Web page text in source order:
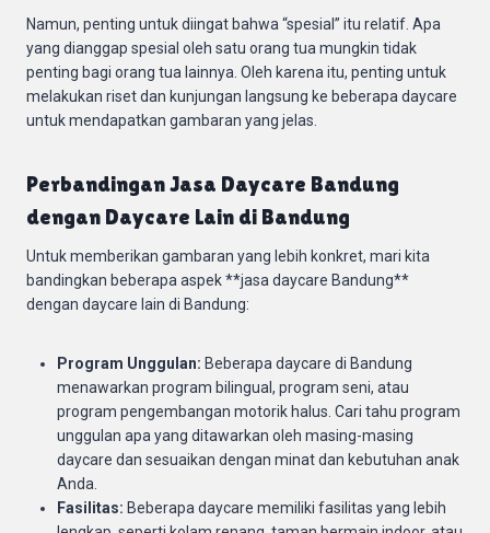
Namun, penting untuk diingat bahwa “spesial” itu relatif. Apa
yang dianggap spesial oleh satu orang tua mungkin tidak
penting bagi orang tua lainnya. Oleh karena itu, penting untuk
melakukan riset dan kunjungan langsung ke beberapa daycare
untuk mendapatkan gambaran yang jelas.
Perbandingan Jasa Daycare Bandung
dengan Daycare Lain di Bandung
Untuk memberikan gambaran yang lebih konkret, mari kita
bandingkan beberapa aspek **jasa daycare Bandung**
dengan daycare lain di Bandung:
Program Unggulan: Beberapa daycare di Bandung
menawarkan program bilingual, program seni, atau
program pengembangan motorik halus. Cari tahu program
unggulan apa yang ditawarkan oleh masing-masing
daycare dan sesuaikan dengan minat dan kebutuhan anak
Anda.
Fasilitas: Beberapa daycare memiliki fasilitas yang lebih